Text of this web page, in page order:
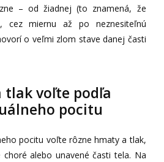
– od žiadnej (to znamená, že
cez miernu až po neznesiteľnú
o veľmi zlom stave danej časti
tlak voľte podľa
pocitu
pocitu voľte rôzne hmaty a tlak,
alebo unavené časti tela. Na